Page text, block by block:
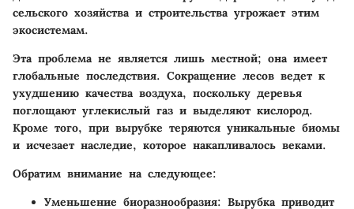
сельского хозяйства и строительства угрожает этим
экосистемам.
Эта проблема не является лишь местной; она имеет
глобальные последствия. Сокращение лесов ведет к
ухудшению качества воздуха, поскольку деревья
поглощают углекислый газ и выделяют кислород.
Кроме того, при вырубке теряются уникальные биомы
и исчезает наследие, которое накапливалось веками.
Обратим внимание на следующее:
Уменьшение биоразнообразия: Вырубка приводит